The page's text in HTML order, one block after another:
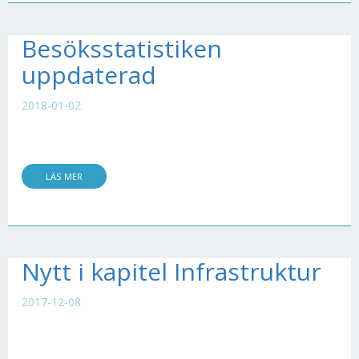
Besöksstatistiken
uppdaterad
2018-01-02
LÄS MER
Nytt i kapitel Infrastruktur
2017-12-08